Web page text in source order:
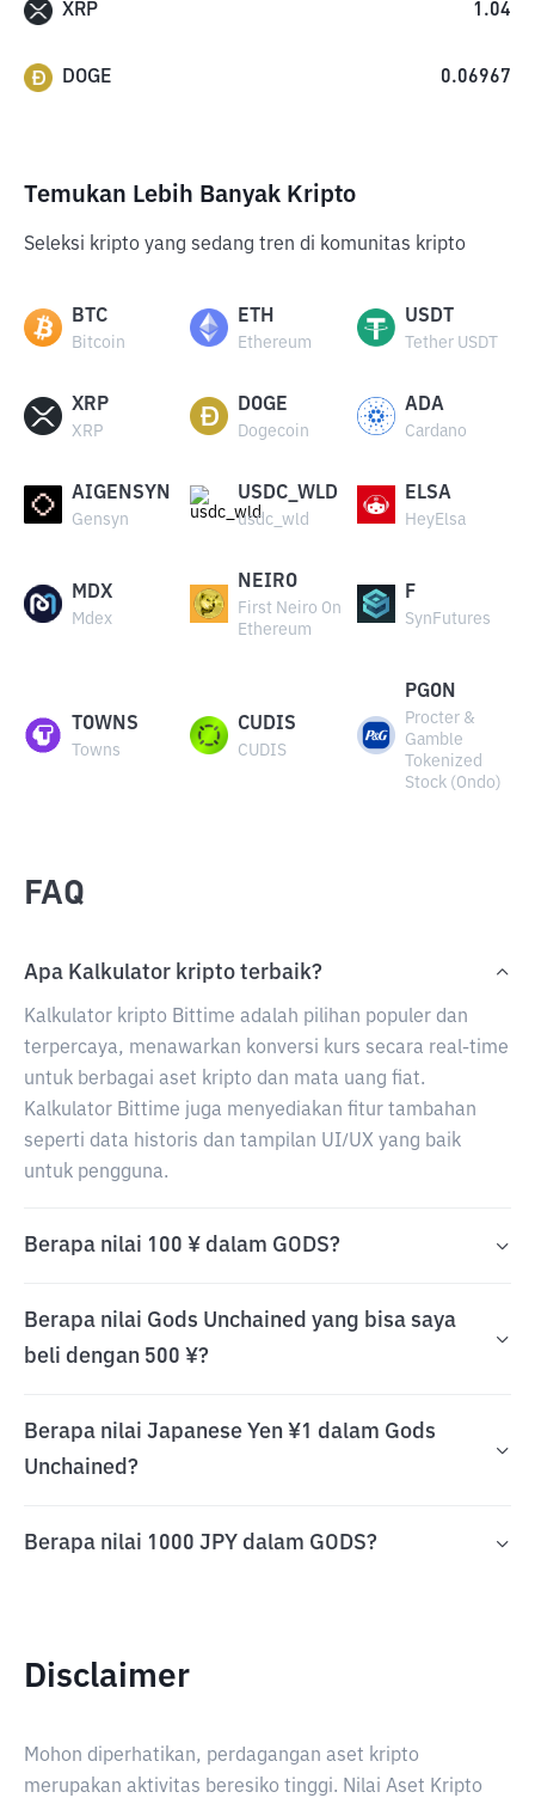
XRP 1.04
DOGE 0.06967
Temukan Lebih Banyak Kripto
Seleksi kripto yang sedang tren di komunitas kripto
BTC
Bitcoin
ETH
Ethereum
USDT
Tether USDT
XRP
XRP
DOGE
Dogecoin
ADA
Cardano
AIGENSYN
Gensyn
USDC_WLD
usdc_wld
ELSA
HeyElsa
MDX
Mdex
NEIRO
First Neiro On
Ethereum
F
SynFutures
TOWNS
Towns
CUDIS
CUDIS
PGON
Procter &
Gamble
Tokenized
Stock (Ondo)
FAQ
Apa Kalkulator kripto terbaik?
Kalkulator kripto Bittime adalah pilihan populer dan
terpercaya, menawarkan konversi kurs secara real-time
untuk berbagai aset kripto dan mata uang fiat.
Kalkulator Bittime juga menyediakan fitur tambahan
seperti data historis dan tampilan UI/UX yang baik
untuk pengguna.
Berapa nilai 100 ¥ dalam GODS?
Berapa nilai Gods Unchained yang bisa saya
beli dengan 500 ¥?
Berapa nilai Japanese Yen ¥1 dalam Gods
Unchained?
Berapa nilai 1000 JPY dalam GODS?
Disclaimer
Mohon diperhatikan, perdagangan aset kripto
merupakan aktivitas beresiko tinggi. Nilai Aset Kripto